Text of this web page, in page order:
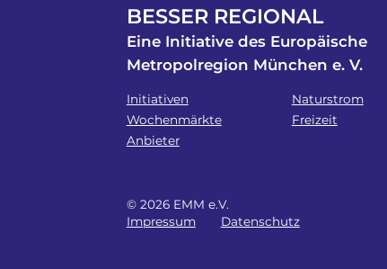
BESSER REGIONAL
Eine Initiative des Europäische
Metropolregion München e. V.
Initiativen
Wochenmärkte
Anbieter
Naturstrom
Freizeit
© 2026 EMM e.V.
Impressum
Datenschutz